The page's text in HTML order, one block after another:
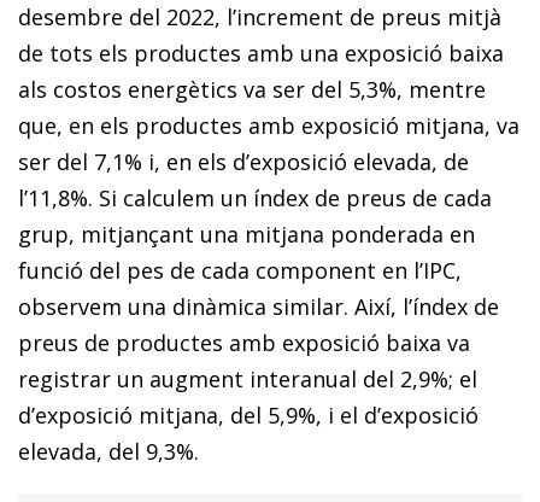
desembre del 2022, l’increment de preus mitjà
de tots els productes amb una exposició baixa
als costos energètics va ser del 5,3%, mentre
que, en els productes amb exposició mitjana, va
ser del 7,1% i, en els d’exposició elevada, de
l’11,8%. Si calculem un índex de preus de cada
grup, mitjançant una mitjana ponderada en
funció del pes de cada component en l’IPC,
observem una dinàmica similar. Així, l’índex de
preus de productes amb exposició baixa va
registrar un augment interanual del 2,9%; el
d’exposició mitjana, del 5,9%, i el d’exposició
elevada, del 9,3%.